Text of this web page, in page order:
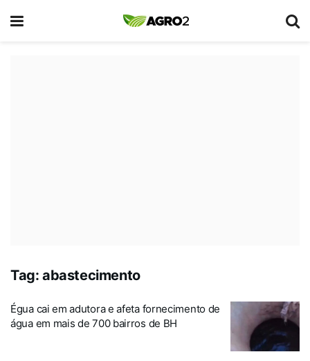
Tag: abastecimento
Égua cai em adutora e afeta fornecimento de
água em mais de 700 bairros de BH